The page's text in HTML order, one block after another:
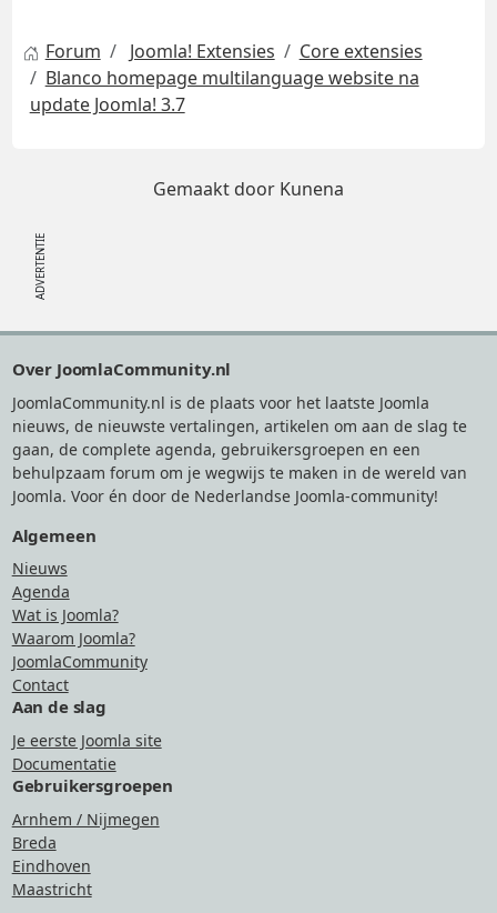
Forum Joomla! Extensies
Core extensies
Blanco homepage multilanguage website na
update Joomla! 3.7
Gemaakt door Kunena
Over JoomlaCommunity.nl
JoomlaCommunity.nl is de plaats voor het laatste Joomla
nieuws, de nieuwste vertalingen, artikelen om aan de slag te
gaan, de complete agenda, gebruikersgroepen en een
behulpzaam forum om je wegwijs te maken in de wereld van
Joomla. Voor én door de Nederlandse Joomla-community!
Algemeen
Nieuws
Agenda
Wat is Joomla?
Waarom Joomla?
JoomlaCommunity
Contact
Aan de slag
Je eerste Joomla site
Documentatie
Gebruikersgroepen
Arnhem / Nijmegen
Breda
Eindhoven
Maastricht